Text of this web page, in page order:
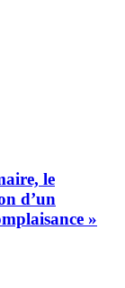
le
d’un
»